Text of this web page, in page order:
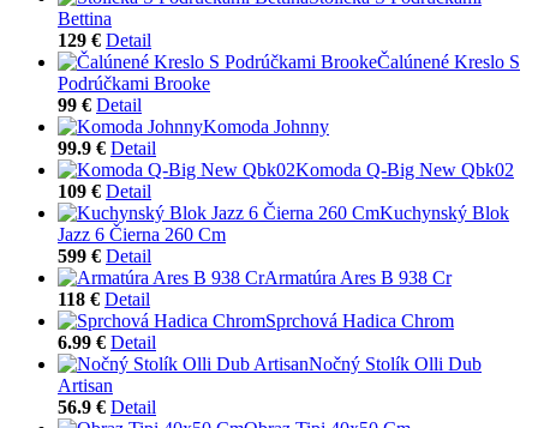
Bettina
129 € Detail
Čalúnené Kreslo S
Podrúčkami Brooke
99 € Detail
Komoda Johnny
99.9 € Detail
Komoda Q-Big New Qbk02
109 € Detail
Kuchynský Blok
Jazz 6 Čierna 260 Cm
599 € Detail
Armatúra Ares B 938 Cr
118 € Detail
Sprchová Hadica Chrom
6.99 € Detail
Nočný Stolík Olli Dub
Artisan
56.9 € Detail